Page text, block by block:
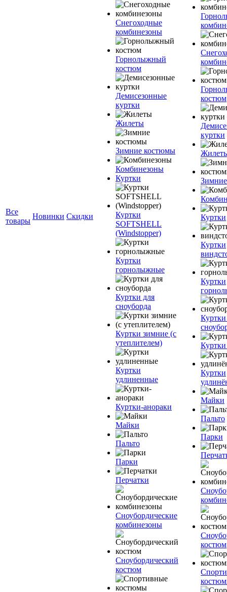
Все
товары
Новинки Скидки
Снегоходные
комбинезоны
Горнолыжный
костюм
Демисезонные
куртки
Жилеты
Зимние костюмы
Комбинезоны
Куртки
Куртки
SOFTSHELL
(Windstopper)
Куртки
горнолыжные
Куртки для
сноуборда
Куртки зимние (с
утеплителем)
Куртки
удлиненные
Куртки-анораки
Майки
Пальто
Парки
Перчатки
Сноубордические
комбинезоны
Сноубордический
костюм
костюм
куртки
Куртки
Куртки
Куртки
Куртки
Куртки
Майки
Пальто
Парки
костюм